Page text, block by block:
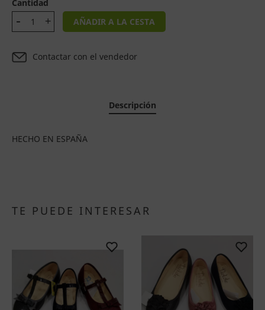
Cantidad
AÑADIR A LA CESTA
Contactar con el vendedor
Descripción
HECHO EN ESPAÑA
TE PUEDE INTERESAR